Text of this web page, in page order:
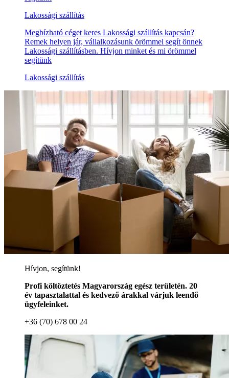
Lakossági szállítás
Megbízható céget keres Lakossági szállítás kapcsán?
Remek helyen jár, vállalkozásunk örömmel segít önnek
Lakossági szállításben. Hívjon minket és mi örömmel
segítünk
Lakossági szállítás
Hívjon, segítünk!
Profi költöztetés Magyarország egész területén. 20
év tapasztalattal és kedvező árakkal várjuk leendő
ügyfeleinket.
+36 (70) 678 00 24